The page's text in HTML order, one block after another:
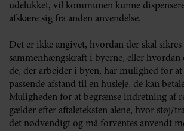
udelukket, vil kommunen kunne
afskære sig fra anden anvendelse.
Det er ikke angivet, hvordan der skal sikres
sammenhængskraft i byerne, eller hvordan
de, der arbejder i byen, har mulighed for
passende afstand til en husleje, de kan
Muligheden for at begrænse indretning af
gælder efter aftaleteksten alene, hvor støj/
det nødvendigt og må forventes anvendt